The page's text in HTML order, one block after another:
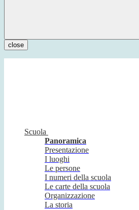
close
Scuola
Panoramica
Presentazione
I luoghi
Le persone
I numeri della scuola
Le carte della scuola
Organizzazione
La storia